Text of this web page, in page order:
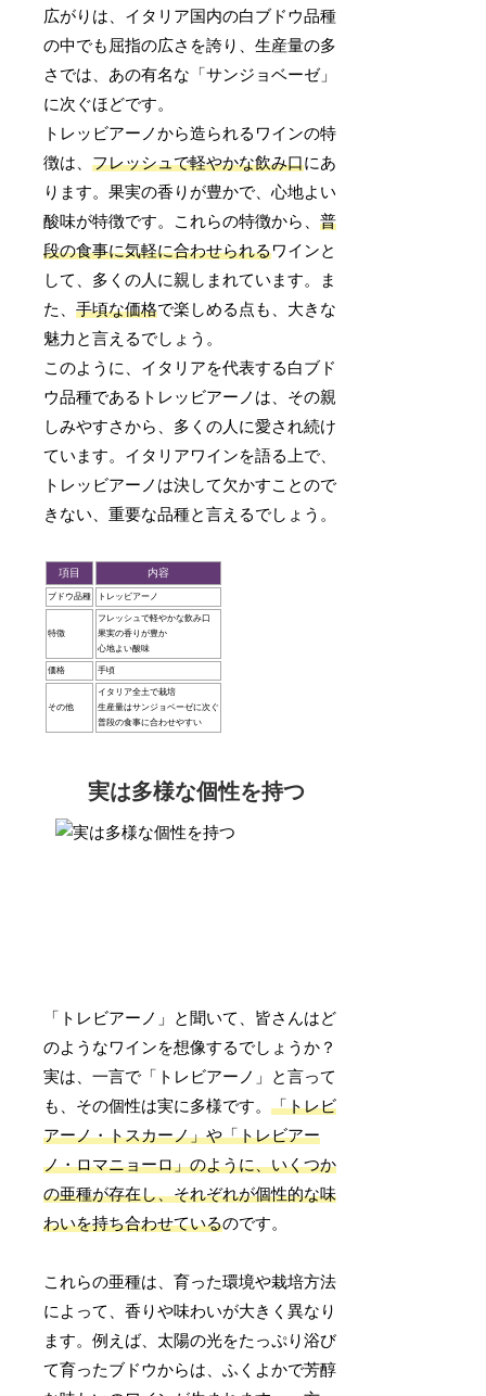
広がりは、イタリア国内の白ブドウ品種
の中でも屈指の広さを誇り、生産量の多
さでは、あの有名な「サンジョベーゼ」
に次ぐほどです。
トレッビアーノから造られるワインの特
徴は、フレッシュで軽やかな飲み口にあ
ります。果実の香りが豊かで、心地よい
酸味が特徴です。これらの特徴から、普
段の食事に気軽に合わせられるワインと
して、多くの人に親しまれています。ま
た、手頃な価格で楽しめる点も、大きな
魅力と言えるでしょう。
このように、イタリアを代表する白ブド
ウ品種であるトレッビアーノは、その親
しみやすさから、多くの人に愛され続け
ています。イタリアワインを語る上で、
トレッビアーノは決して欠かすことので
きない、重要な品種と言えるでしょう。
項目 内容
ブドウ品種 トレッビアーノ
特徴
フレッシュで軽やかな飲み口
果実の香りが豊か
心地よい酸味
価格 手頃
その他
イタリア全土で栽培
生産量はサンジョベーゼに次ぐ
普段の食事に合わせやすい
実は多様な個性を持つ
「トレビアーノ」と聞いて、皆さんはど
のようなワインを想像するでしょうか？
実は、一言で「トレビアーノ」と言って
も、その個性は実に多様です。「トレビ
アーノ・トスカーノ」や「トレビアー
ノ・ロマニョーロ」のように、いくつか
の亜種が存在し、それぞれが個性的な味
わいを持ち合わせているのです。
これらの亜種は、育った環境や栽培方法
によって、香りや味わいが大きく異なり
ます。例えば、太陽の光をたっぷり浴び
て育ったブドウからは、ふくよかで芳醇